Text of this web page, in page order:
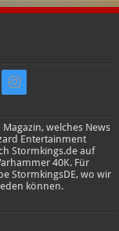
welches News
Entertainment
Stormkings.de auf
40K. Für
StormkingsDE, wo wir
können.